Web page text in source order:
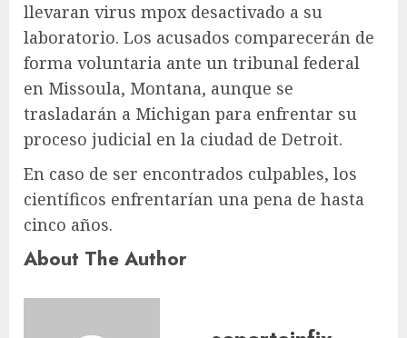
llevaran virus mpox desactivado a su
laboratorio. Los acusados comparecerán de
forma voluntaria ante un tribunal federal
en Missoula, Montana, aunque se
trasladarán a Michigan para enfrentar su
proceso judicial en la ciudad de Detroit.
En caso de ser encontrados culpables, los
científicos enfrentarían una pena de hasta
cinco años.
About The Author